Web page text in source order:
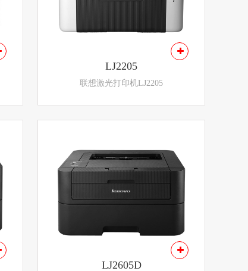
LJ2205
联想激光打印机LJ2205
LJ2605D